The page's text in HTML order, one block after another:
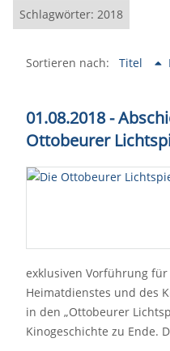
Schlagwörter: 2018
Sortieren nach: Titel
01.08.2018 -
Ottobeurer
exklusiven Vorführung
Heimatdienstes und des
in den „Ottobeurer
Kinogeschichte zu Ende.